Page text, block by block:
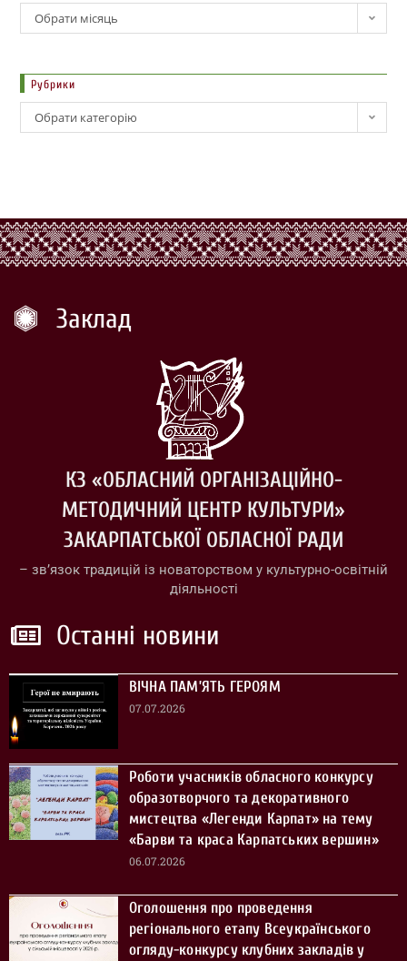
Обрати місяць
Рубрики
Обрати категорію
Заклад
КЗ «ОБЛАСНИЙ ОРГАНІЗАЦІЙНО-
МЕТОДИЧНИЙ ЦЕНТР КУЛЬТУРИ»
ЗАКАРПАТСЬКОЇ ОБЛАСНОЇ РАДИ
– зв’язок традицій із новаторством у культурно-освітній
діяльності
Останні новини
ВІЧНА ПАМ’ЯТЬ ГЕРОЯМ
07.07.2026
Роботи учасників обласного конкурсу
образотворчого та декоративного
мистецтва «Легенди Карпат» на тему
«Барви та краса Карпатських вершин»
06.07.2026
Оголошення про проведення
регіонального етапу Всеукраїнського
огляду-конкурсу клубних закладів у